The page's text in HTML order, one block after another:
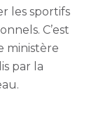
les sportifs
C’est
ministère
par la